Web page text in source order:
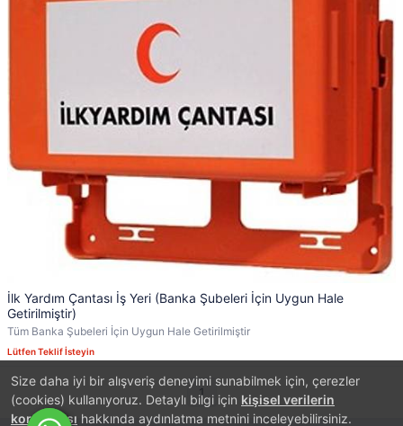
Size daha iyi bir alışveriş deneyimi sunabilmek için, çerezler
(cookies) kullanıyoruz. Detaylı bilgi için kişisel verilerin
korunması hakkında aydınlatma metnini inceleyebilirsiniz.
İlk Yardım Çantası İş Yeri (Banka Şubeleri İçin Uygun Hale
Getirilmiştir)
Tüm Banka Şubeleri İçin Uygun Hale Getirilmiştir
Lütfen Teklif İsteyin
1